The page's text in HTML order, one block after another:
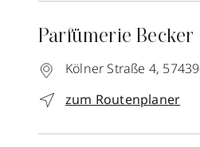
Parfümerie Becker
Kölner Straße 4, 57439
zum Routenplaner